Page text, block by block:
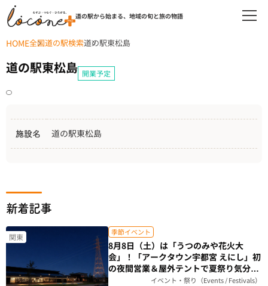
道の駅から始まる、地域の旬と旅の物語
HOME全国道の駅検索道の駅東松島
道の駅東松島 開業予定
施設名 道の駅東松島
新着記事
関東 季節イベント
8月8日（土）は「うつのみや花火大
会」！「アークタウン宇都宮 えにし」初
の夜間営業＆屋外テントで夏祭り気分を
楽しもう（栃木県）イベント・祭り（Events / Festivals）